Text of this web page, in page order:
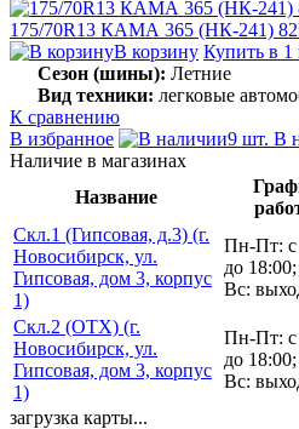
175/70R13 КАМА 365 (НК-241)
В корзину Купить в 1
Сезон (шины): Летние
Вид техники: легковые
К сравнению
В избранное
9 шт. В
Наличие в магазинах
Название
Скл.1 (Гипсовая, д.3) (г.
Новосибирск, ул.
Гипсовая, дом 3, корпус
1)
Пн-Пт: с
до
Вс:
Скл.2 (ОТХ) (г.
Новосибирск, ул.
Гипсовая, дом 3, корпус
1)
Пн-Пт: с
до
Вс:
загрузка карты...